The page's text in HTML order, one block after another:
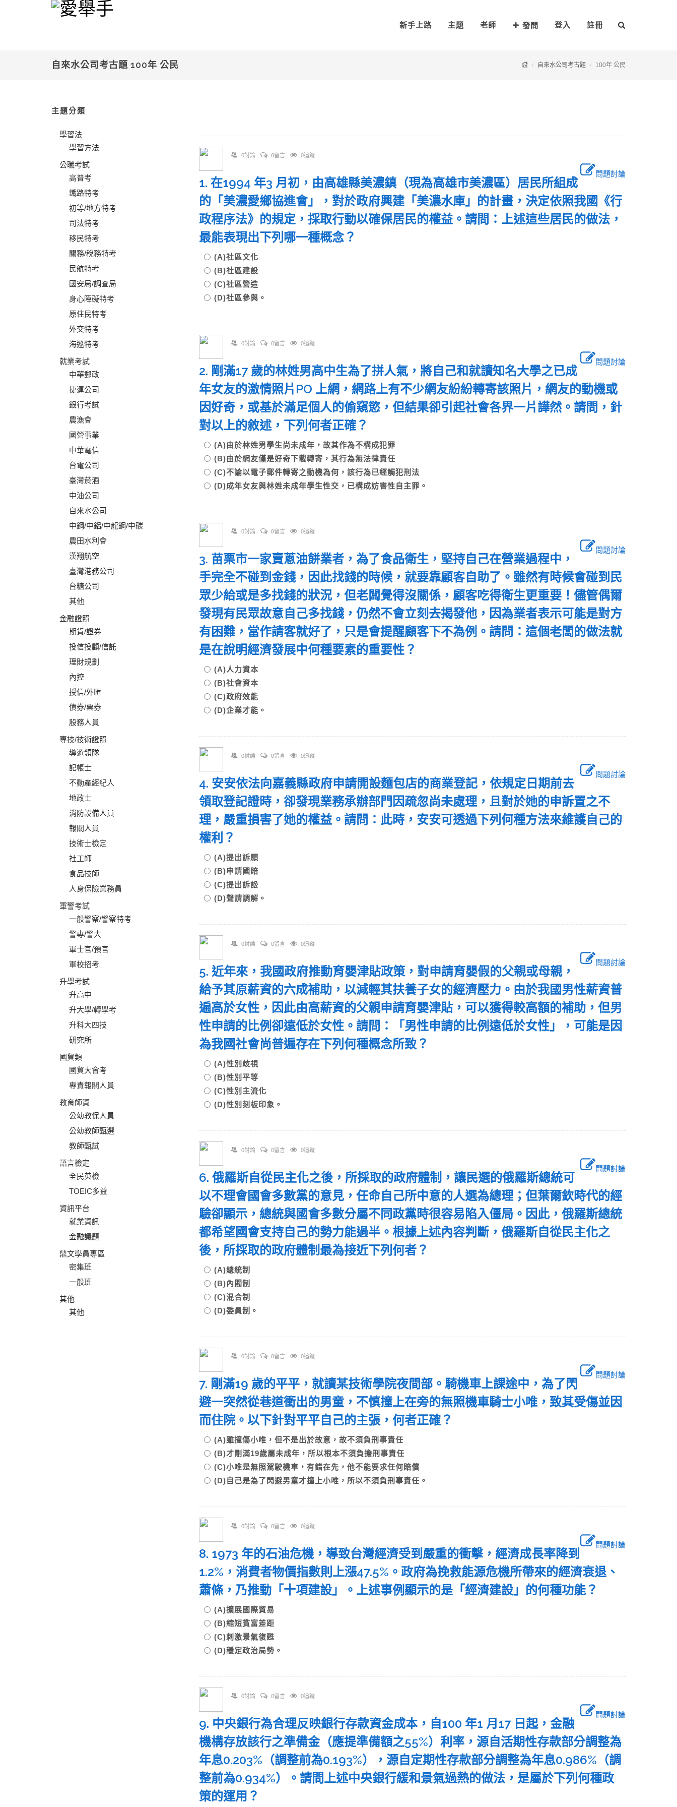
新手上路 主題 老師 發問 登入 註冊
自來水公司考古題 100年 公民 自來水公司考古題 100年 公民
主題分類
學習法
學習方法
公職考試
高普考
鐵路特考
初等/地方特考
司法特考
移民特考
關務/稅務特考
民航特考
國安局/調查局
身心障礙特考
原住民特考
外交特考
海巡特考
就業考試
中華郵政
捷運公司
銀行考試
農漁會
國營事業
中華電信
台電公司
臺灣菸酒
中油公司
自來水公司
中鋼/中鋁/中龍鋼/中碳
農田水利會
漢翔航空
臺灣港務公司
台糖公司
其他
金融證照
期貨/證券
投信投顧/信託
理財規劃
內控
授信/外匯
債券/票券
股務人員
專技/技術證照
導遊領隊
記帳士
不動產經紀人
地政士
消防設備人員
報關人員
技術士檢定
社工師
食品技師
人身保險業務員
軍警考試
一般警察/警察特考
警專/警大
軍士官/預官
軍校招考
升學考試
升高中
升大學/轉學考
升科大四技
研究所
國貿類
國貿大會考
專責報關人員
教育師資
公幼教保人員
公幼教師甄選
教師甄試
語言檢定
全民英檢
TOEIC多益
資訊平台
就業資訊
金融議題
鼎文學員專區
密集班
一般班
其他
其他
0討論 0留言 0追蹤
問題討論
1. 在1994 年3 月初，由高雄縣美濃鎮（現為高雄市美濃區）居民所組成
的「美濃愛鄉協進會」，對於政府興建「美濃水庫」的計畫，決定依照我國《行
政程序法》的規定，採取行動以確保居民的權益。請問：上述這些居民的做法，
最能表現出下列哪一種概念？
(A)社區文化
(B)社區建設
(C)社區營造
(D)社區參與。
0討論 0留言 0追蹤
問題討論
2. 剛滿17 歲的林姓男高中生為了拼人氣，將自己和就讀知名大學之已成
年女友的激情照片PO 上網，網路上有不少網友紛紛轉寄該照片，網友的動機或
因好奇，或基於滿足個人的偷窺慾，但結果卻引起社會各界一片譁然。請問，針
對以上的敘述，下列何者正確？
(A)由於林姓男學生尚未成年，故其作為不構成犯罪
(B)由於網友僅是好奇下載轉寄，其行為無法律責任
(C)不論以電子郵件轉寄之動機為何，該行為已經觸犯刑法
(D)成年女友與林姓未成年學生性交，已構成妨害性自主罪。
0討論 0留言 0追蹤
問題討論
3. 苗栗市一家賣蔥油餅業者，為了食品衛生，堅持自己在營業過程中，
手完全不碰到金錢，因此找錢的時候，就要靠顧客自助了。雖然有時候會碰到民
眾少給或是多找錢的狀況，但老闆覺得沒關係，顧客吃得衛生更重要！儘管偶爾
發現有民眾故意自己多找錢，仍然不會立刻去揭發他，因為業者表示可能是對方
有困難，當作請客就好了，只是會提醒顧客下不為例。請問：這個老闆的做法就
是在說明經濟發展中何種要素的重要性？
(A)人力資本
(B)社會資本
(C)政府效能
(D)企業才能。
0討論 0留言 0追蹤
問題討論
4. 安安依法向嘉義縣政府申請開設麵包店的商業登記，依規定日期前去
領取登記證時，卻發現業務承辦部門因疏忽尚未處理，且對於她的申訴置之不
理，嚴重損害了她的權益。請問：此時，安安可透過下列何種方法來維護自己的
權利？
(A)提出訴願
(B)申請國賠
(C)提出訴訟
(D)聲請調解。
0討論 0留言 0追蹤
問題討論
5. 近年來，我國政府推動育嬰津貼政策，對申請育嬰假的父親或母親，
給予其原薪資的六成補助，以減輕其扶養子女的經濟壓力。由於我國男性薪資普
遍高於女性，因此由高薪資的父親申請育嬰津貼，可以獲得較高額的補助，但男
性申請的比例卻遠低於女性。請問：「男性申請的比例遠低於女性」，可能是因
為我國社會尚普遍存在下列何種概念所致？
(A)性別歧視
(B)性別平等
(C)性別主流化
(D)性別刻板印象。
0討論 0留言 0追蹤
問題討論
6. 俄羅斯自從民主化之後，所採取的政府體制，讓民選的俄羅斯總統可
以不理會國會多數黨的意見，任命自己所中意的人選為總理；但葉爾欽時代的經
驗卻顯示，總統與國會多數分屬不同政黨時很容易陷入僵局。因此，俄羅斯總統
都希望國會支持自己的勢力能過半。根據上述內容判斷，俄羅斯自從民主化之
後，所採取的政府體制最為接近下列何者？
(A)總統制
(B)內閣制
(C)混合制
(D)委員制。
0討論 0留言 0追蹤
問題討論
7. 剛滿19 歲的平平，就讀某技術學院夜間部。騎機車上課途中，為了閃
避一突然從巷道衝出的男童，不慎撞上在旁的無照機車騎士小唯，致其受傷並因
而住院。以下針對平平自己的主張，何者正確？
(A)雖撞傷小唯，但不是出於故意，故不須負刑事責任
(B)才剛滿19歲屬未成年，所以根本不須負擔刑事責任
(C)小唯是無照駕駛機車，有錯在先，他不能要求任何賠償
(D)自己是為了閃避男童才撞上小唯，所以不須負刑事責任。
0討論 0留言 0追蹤
問題討論
8. 1973 年的石油危機，導致台灣經濟受到嚴重的衝擊，經濟成長率降到
1.2%，消費者物價指數則上漲47.5%。政府為挽救能源危機所帶來的經濟衰退、
蕭條，乃推動「十項建設」。上述事例顯示的是「經濟建設」的何種功能？
(A)擴展國際貿易
(B)縮短貧富差距
(C)刺激景氣復甦
(D)穩定政治局勢。
0討論 0留言 0追蹤
問題討論
9. 中央銀行為合理反映銀行存款資金成本，自100 年1 月17 日起，金融
機構存放該行之準備金（應提準備額之55%）利率，源自活期性存款部分調整為
年息0.203%（調整前為0.193%），源自定期性存款部分調整為年息0.986%（調
整前為0.934%）。請問上述中央銀行緩和景氣過熱的做法，是屬於下列何種政
策的運用？